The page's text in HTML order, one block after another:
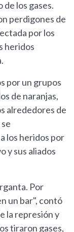
los gases.
perdigones de
por los
heridos
por un grupos
de naranjas,
alrededores de
los heridos por
y sus aliados
Por
un bar", contó
la represión y
tiraron gases,